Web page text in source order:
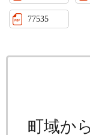
77535
町域か